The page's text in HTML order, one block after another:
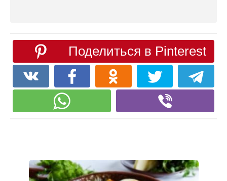
Поделиться в Pinterest